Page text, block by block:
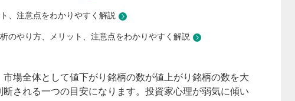
、注意点をわかりやすく解説
のやり方、メリット、注意点をわかりやすく解説
場全体として値下がり銘柄の数が値上がり銘柄の数を大
される一つの目安になります。投資家心理が弱気に傾い